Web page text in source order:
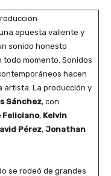
apuesta valiente y
sonido honesto
momento. Sonidos
hacen
artista. La producción y
Sánchez, con
Feliciano, Kelvin
Pérez, Jonathan
se rodeó de grandes